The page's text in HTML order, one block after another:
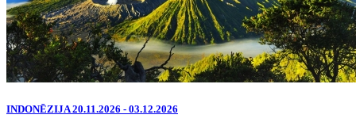
INDONĒZIJA 20.11.2026 - 03.12.2026